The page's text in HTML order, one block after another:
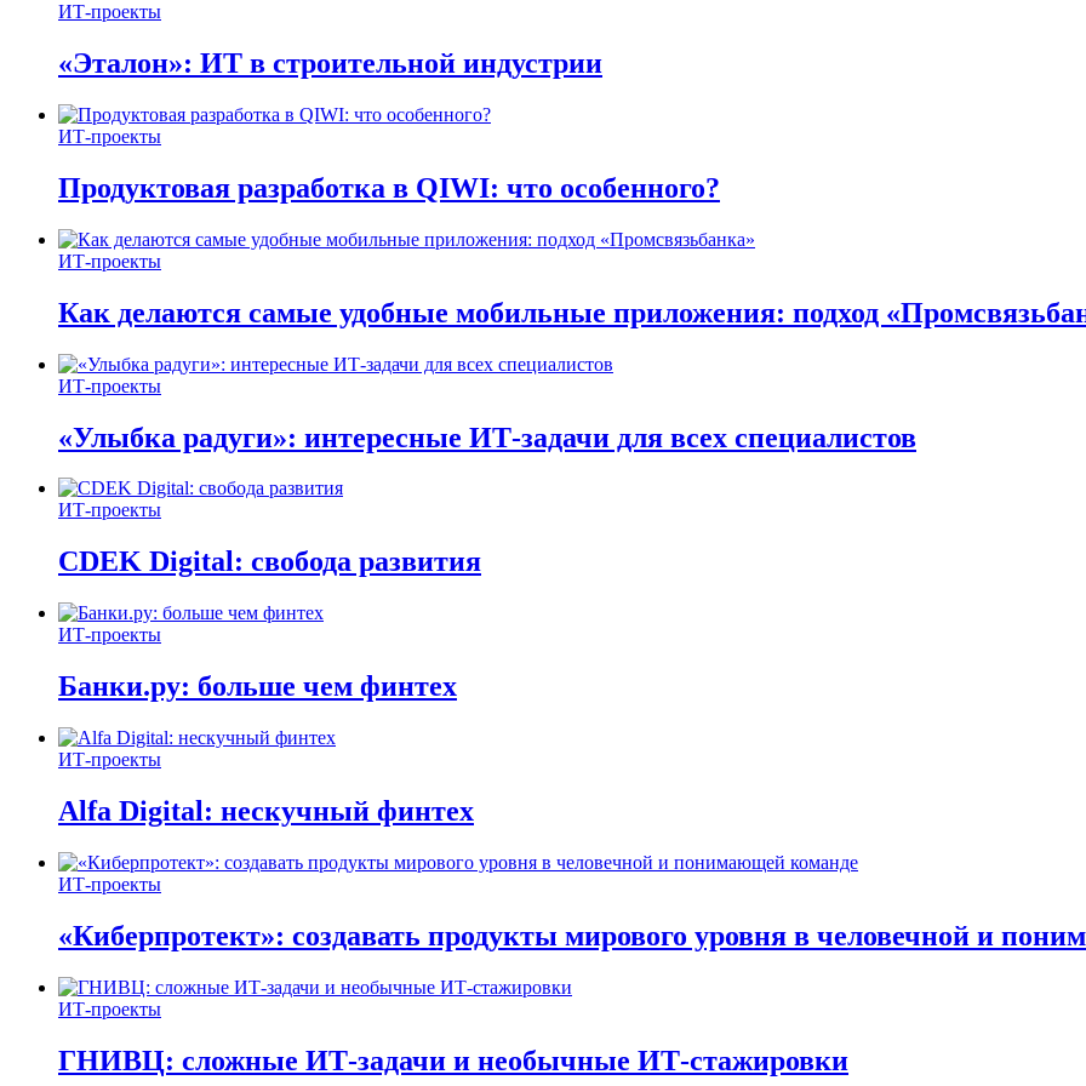
ИТ-проекты
«Эталон»: ИТ в строительной индустрии
ИТ-проекты
Продуктовая разработка в QIWI: что особенного?
ИТ-проекты
Как делаются самые удобные мобильные приложения: подход
ИТ-проекты
«Улыбка радуги»: интересные ИТ-задачи для всех специалистов
ИТ-проекты
CDEK Digital: свобода развития
ИТ-проекты
Банки.ру: больше чем финтех
ИТ-проекты
Alfa Digital: нескучный финтех
ИТ-проекты
«Киберпротект»: создавать продукты мирового уровня в человечной и
ИТ-проекты
ГНИВЦ: сложные ИТ‑задачи и необычные ИТ‑стажировки